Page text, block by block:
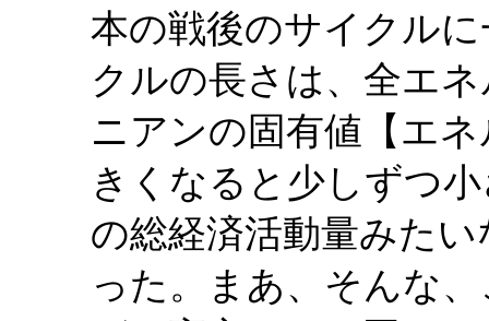
本の戦後のサイクル
クルの長さは、全エ
ニアンの固有値【エ
きくなると少しずつ
の総経済活動量みた
った。まあ、そんな